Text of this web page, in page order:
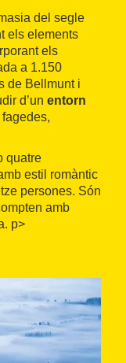
del segle
els elements
els
a 1.150
de Bellmunt i
d’un entorn
quatre
estil romàntic
persones. Són
amb
p>